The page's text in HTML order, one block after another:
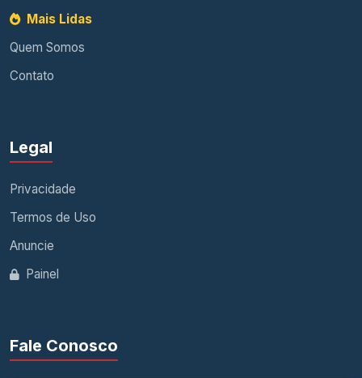
Mais Lidas
Quem Somos
Contato
Legal
Privacidade
Termos de Uso
Anuncie
Painel
Fale Conosco